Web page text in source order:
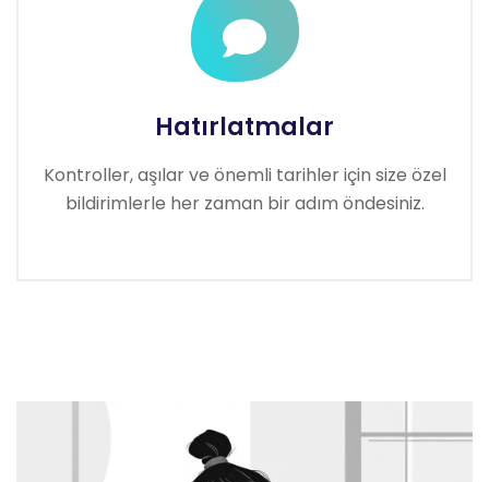
Hatırlatmalar
Kontroller, aşılar ve önemli tarihler için size özel
bildirimlerle her zaman bir adım öndesiniz.